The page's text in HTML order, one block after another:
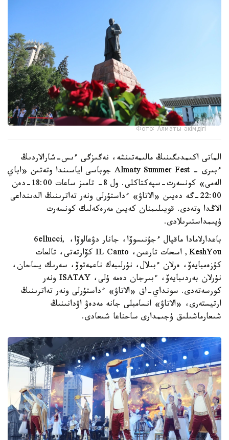
Фото: Алматы әкімдігі
الماتى اكىمدىگىنىڭ مالىمەتىنشە، نەگىزگى ءىس-شارالاردىڭ
ءبىرى - Almaty Summer Fest جوباسى اياسىندا وتەتىن «اباي
الەمى» كونسەرت-سپەكتاكلى. ول 8- تامىز ساعات 18:00-دەن
22:00-گە دەيىن «الاتاۋ» ءداستۇرلى ونەر تەاترىنىڭ الدىنداعى
الاڭدا وتەدى. قويىلىمنان كەيىن مەرەكەلىك كونسەرت
ۇيىمداستىرىلادى.
باعدارلامادا ماقپال ءجۇنىسوۆا، جانار دۋعالوۆا، 6ellucci,
KeshYou, اسحات تارعىن، IL Canto كۆارتەتى، تالعات
كۇزەمبايەۆ، ەرلان ءبىلال، نۇرلىبەك ناعمەتوۆ، سەرىك يساحان،
نۇرلان بەردىبايەۆ، ءبىرجان دەمە ۇلى، ISATAY ونەر
كورسەتەدى. سونداي-اق «الاتاۋ» ءداستۇرلى ونەر تەاترىنىڭ
ارتيستەرى، «الاتاۋ» انسامبلى جانە مەدەۋ اۋدانىنىڭ
شىعارماشىلىق ۇجىمدارى ساحناعا شىعادى.